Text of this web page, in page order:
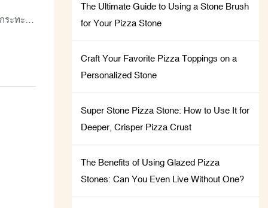
ระทะ
และ
The Ultimate Guide to Using a Stone Brush
for Your Pizza Stone
Craft Your Favorite Pizza Toppings on a
Personalized Stone
Super Stone Pizza Stone: How to Use It for
Deeper, Crisper Pizza Crust
The Benefits of Using Glazed Pizza
Stones: Can You Even Live Without One?